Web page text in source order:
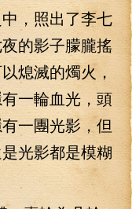
照出了李七
的影子朦朧搖
熄滅的燭火，
一輪血光，頭
一團光影，但
光影都是模糊